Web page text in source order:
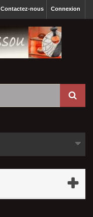
Connexion
Contactez-nous